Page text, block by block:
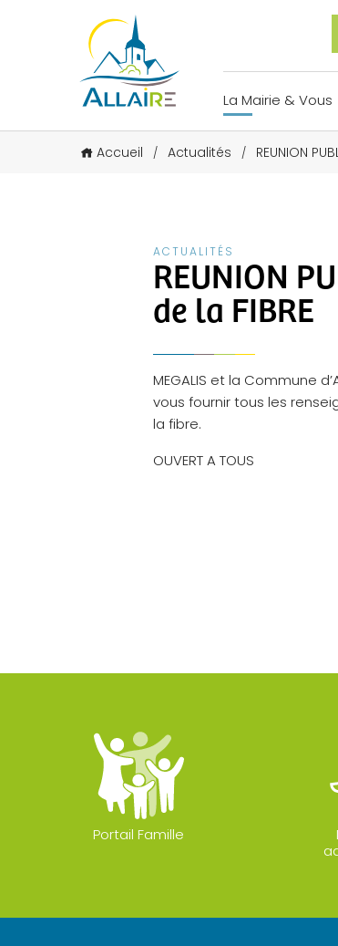
La Mairie & Vous
Accueil / Actualités / REUNION
ACTUALITÉS
REUNION
de la FIBRE
MEGALIS et la Commune
vous fournir tous les
la fibre.
OUVERT A TOUS
Portail Famille